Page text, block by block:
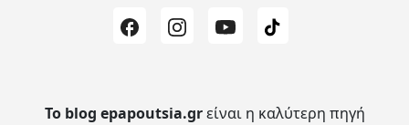
Το blog epapoutsia.grείναι η καλύτερη πηγή